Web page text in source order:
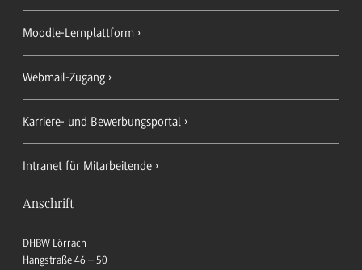
Moodle-Lernplattform
Webmail-Zugang
Karriere- und Bewerbungsportal
Intranet für Mitarbeitende
Anschrift
DHBW Lörrach
Hangstraße 46 – 50